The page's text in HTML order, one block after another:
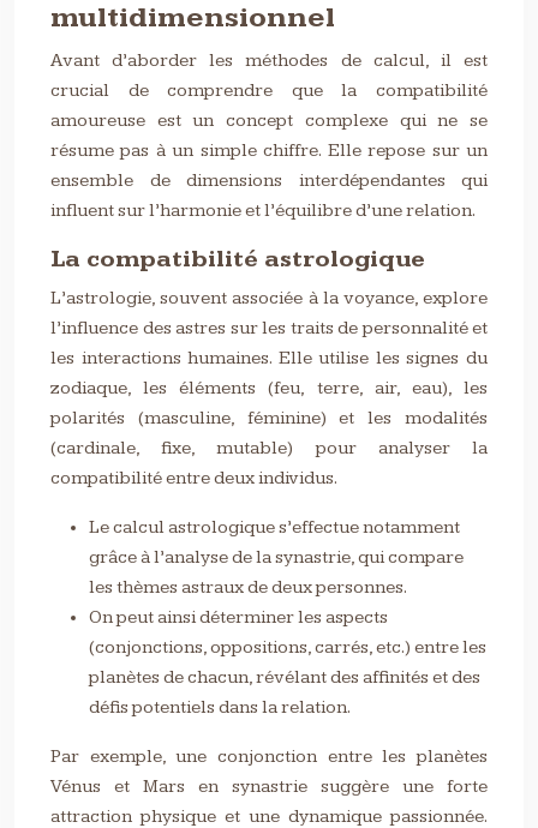
multidimensionnel
Avant d’aborder les méthodes de calcul, il est
crucial de comprendre que la compatibilité
amoureuse est un concept complexe qui ne se
résume pas à un simple chiffre. Elle repose sur un
ensemble de dimensions interdépendantes qui
influent sur l’harmonie et l’équilibre d’une relation.
La compatibilité astrologique
L’astrologie, souvent associée à la voyance, explore
l’influence des astres sur les traits de personnalité et
les interactions humaines. Elle utilise les signes du
zodiaque, les éléments (feu, terre, air, eau), les
polarités (masculine, féminine) et les modalités
(cardinale, fixe, mutable) pour analyser la
compatibilité entre deux individus.
Le calcul astrologique s’effectue notamment
grâce à l’analyse de la synastrie, qui compare
les thèmes astraux de deux personnes.
On peut ainsi déterminer les aspects
(conjonctions, oppositions, carrés, etc.) entre les
planètes de chacun, révélant des affinités et des
défis potentiels dans la relation.
Par exemple, une conjonction entre les planètes
Vénus et Mars en synastrie suggère une forte
attraction physique et une dynamique passionnée.